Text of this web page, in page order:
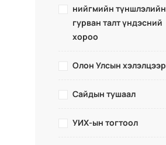
нийгмийн түншлэлийн
гурван талт үндэсний
хороо
Олон Улсын хэлэлцээр
Сайдын тушаал
УИХ-ын тогтоол